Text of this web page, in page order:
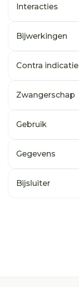
Interacties
Bijwerkingen
Contra indicatie
Zwangerschap
Gebruik
Gegevens
Bijsluiter